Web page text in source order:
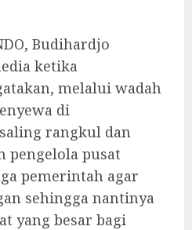
Budihardjo
ketika
melalui wadah
di
rangkul dan
pengelola pusat
pemerintah agar
sehingga nantinya
yang besar bagi